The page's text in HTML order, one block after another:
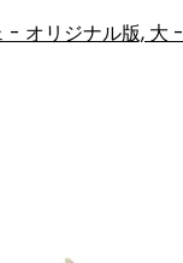
- オリジナル版, 大 -